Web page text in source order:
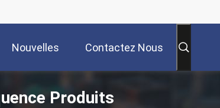
Nouvelles Contactez Nous
Produits